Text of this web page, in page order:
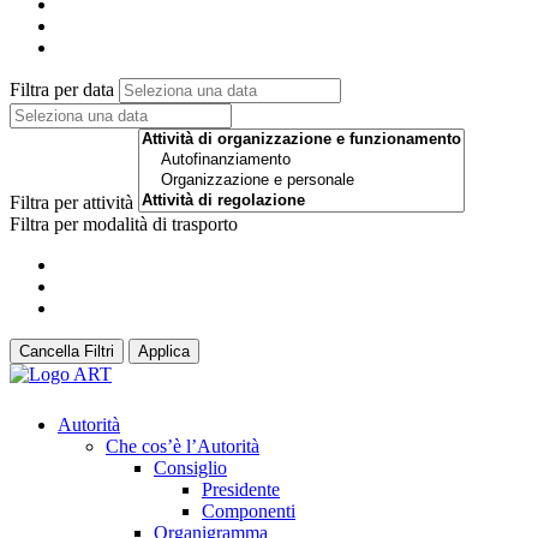
Filtra per data
Filtra per attività
Filtra per modalità di trasporto
Cancella Filtri Applica
Autorità
Che cos’è l’Autorità
Consiglio
Presidente
Componenti
Organigramma